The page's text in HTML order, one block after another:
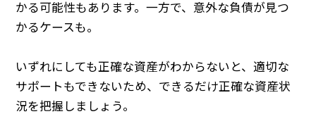
かる可能性もあります。一方で、意外な負債が見つ
かるケースも。
いずれにしても正確な資産がわからないと、適切な
サポートもできないため、できるだけ正確な資産状
況を把握しましょう。